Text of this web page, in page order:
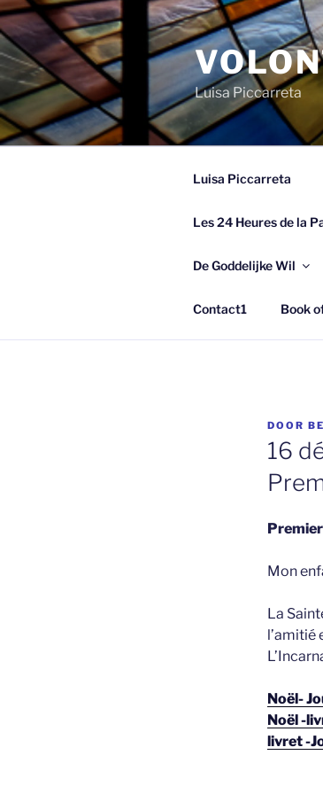
Spring
naar
de
inhoud
Luisa Piccarreta
Luisa Piccarreta
Les 24 Heures de la
De Goddelijke Wil
Contact1 Book
OP
DOOR
16
Mon
La
l’amitié
Noël-
Noël -
livret -